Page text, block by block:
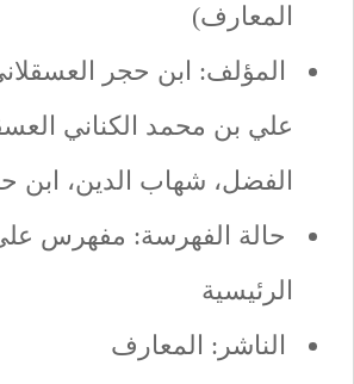
المعارف)
المؤلف: ابن حجر
علي بن محمد الكناني
الفضل، شهاب الدين، ابن
حالة الفهرسة: مفهرس على
الرئيسية
الناشر: المعارف